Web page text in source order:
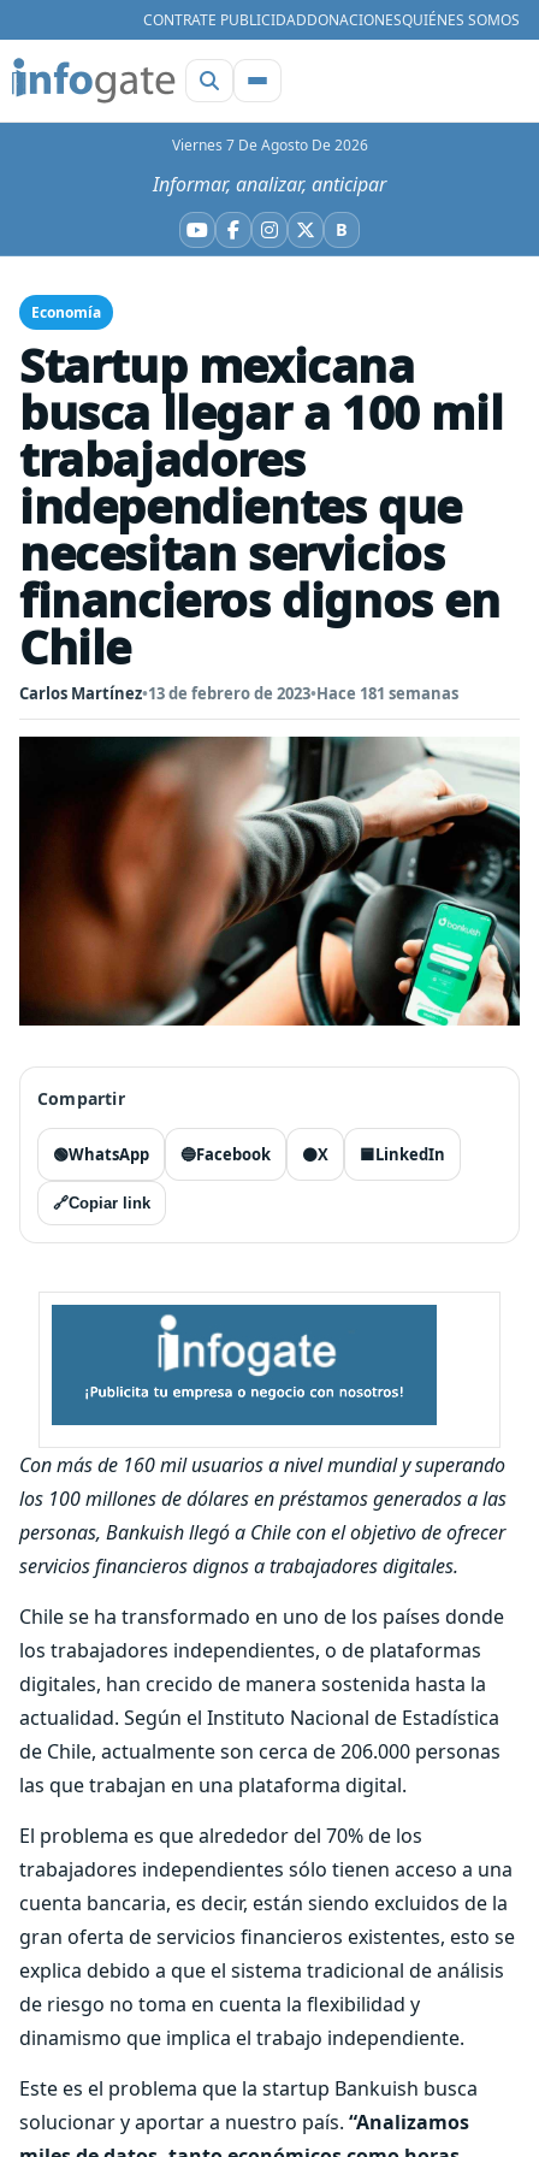
CONTRATE PUBLICIDADDONACIONESQUIÉNES SOMOS
Viernes 7 De Agosto De 2026
Informar, analizar, anticipar
YouTube
Facebook
Instagram
X BBluesky
Economía
Startup mexicana
busca llegar a 100 mil
trabajadores
independientes que
necesitan servicios
financieros dignos en
Chile
Carlos Martínez•13 de febrero de 2023•Hace 181 semanas
Compartir
🟢WhatsApp 🔵Facebook ⚫X 🟦LinkedIn
🔗Copiar link
Con más de 160 mil usuarios a nivel mundial y superando
los 100 millones de dólares en préstamos generados a las
personas, Bankuish llegó a Chile con el objetivo de ofrecer
servicios financieros dignos a trabajadores digitales.
Chile se ha transformado en uno de los países donde
los trabajadores independientes, o de plataformas
digitales, han crecido de manera sostenida hasta la
actualidad. Según el Instituto Nacional de Estadística
de Chile, actualmente son cerca de 206.000 personas
las que trabajan en una plataforma digital.
El problema es que alrededor del 70% de los
trabajadores independientes sólo tienen acceso a una
cuenta bancaria, es decir, están siendo excluidos de la
gran oferta de servicios financieros existentes, esto se
explica debido a que el sistema tradicional de análisis
de riesgo no toma en cuenta la flexibilidad y
dinamismo que implica el trabajo independiente.
Este es el problema que la startup Bankuish busca
solucionar y aportar a nuestro país. “Analizamos